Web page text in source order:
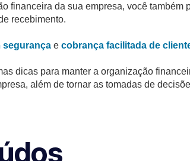
financeira da sua empresa, você também
recebimento.
segurança e cobrança facilitada de
dicas para manter a organização
além de tornar as tomadas de